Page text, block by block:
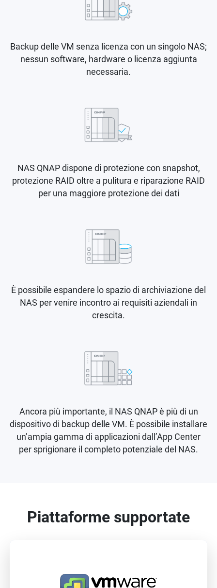
Backup delle VM senza licenza con un singolo NAS;
nessun software, hardware o licenza aggiunta
necessaria.
NAS QNAP dispone di protezione con snapshot,
protezione RAID oltre a pulitura e riparazione RAID
per una maggiore protezione dei dati
È possibile espandere lo spazio di archiviazione del
NAS per venire incontro ai requisiti aziendali in
crescita.
Ancora più importante, il NAS QNAP è più di un
dispositivo di backup delle VM. È possibile installare
un’ampia gamma di applicazioni dall’App Center
per sprigionare il completo potenziale del NAS.
Piattaforme supportate